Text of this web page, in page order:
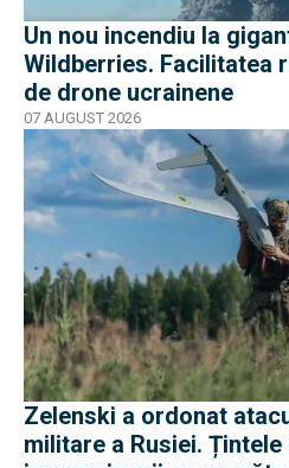
Un nou incendiu la
Wildberries. Facilitatea
de drone ucrainene
07 AUGUST 2026
Zelenski a ordonat
militare a Rusiei.